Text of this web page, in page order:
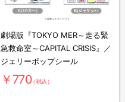
劇場版『TOKYO MER～走る緊
急救命室～CAPITAL CRISIS』／
ジェリーポップシール
￥770（税込）